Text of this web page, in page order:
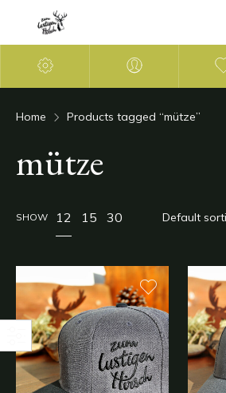
Home Products tagged “mütze”
mütze
SHOW 12 15 30